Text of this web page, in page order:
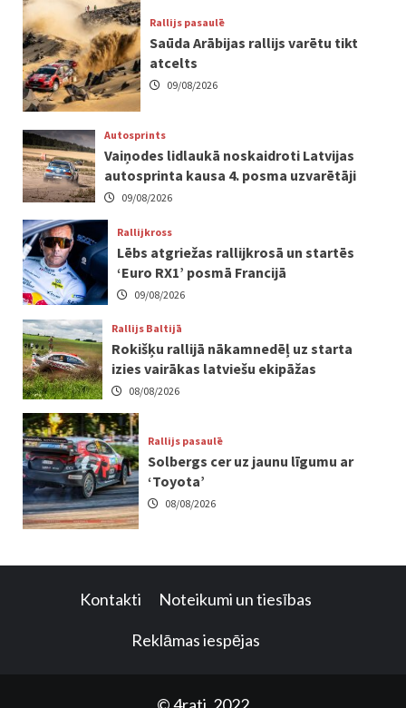
Rallijs pasaulē
Saūda Arābijas rallijs varētu tikt
atcelts
09/08/2026
Autosprints
Vaiņodes lidlaukā noskaidroti Latvijas
autosprinta kausa 4. posma uzvarētāji
09/08/2026
Rallijkross
Lēbs atgriežas rallijkrosā un startēs
‘Euro RX1’ posmā Francijā
09/08/2026
Rallijs Baltijā
Rokišķu rallijā nākamnedēļ uz starta
izies vairākas latviešu ekipāžas
08/08/2026
Rallijs pasaulē
Solbergs cer uz jaunu līgumu ar
‘Toyota’
08/08/2026
Kontakti Noteikumi un tiesības
Reklāmas iespējas